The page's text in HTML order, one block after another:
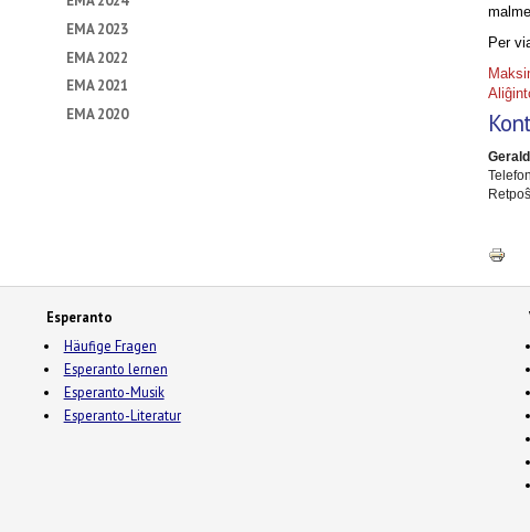
EMA 2023
EMA 2022
EMA 2021
EMA 2020
Per
Esperanto
Häufige Fragen
Esperanto lernen
Esperanto-Musik
Esperanto-Literatur